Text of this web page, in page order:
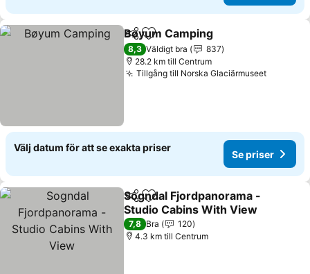
Dela Lägg till i Mina Favoriter
Bøyum Camping
8,3 Väldigt bra
837
28.2 km till Centrum
Tillgång till Norska Glaciärmuseet
Välj datum för att se exakta priser
Se priser
Dela Lägg till i Mina Favoriter
Sogndal Fjordpanorama -
Studio Cabins With View
7,8 Bra
120
4.3 km till Centrum